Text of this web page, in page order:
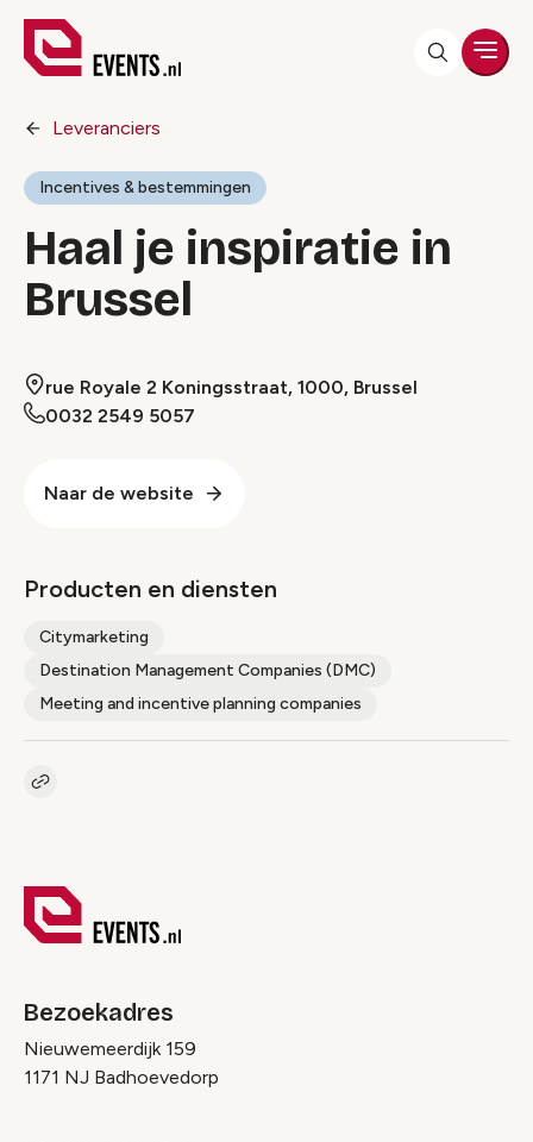
Leveranciers
Incentives & bestemmingen
Haal je inspiratie in
Brussel
rue Royale 2 Koningsstraat, 1000, Brussel
0032 2549 5057
Naar de website
Producten en diensten
Citymarketing
Destination Management Companies (DMC)
Meeting and incentive planning companies
Kopieer link naar pagina
Bezoekadres
Nieuwemeerdijk 159
1171 NJ Badhoevedorp